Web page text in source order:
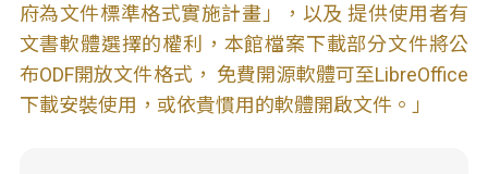
府為文件標準格式實施計畫」，以及 提供使用者有
文書軟體選擇的權利，本館檔案下載部分文件將公
布ODF開放文件格式， 免費開源軟體可至LibreOffice
下載安裝使用，或依貴慣用的軟體開啟文件。」